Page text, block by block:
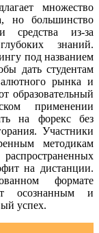
множество
но большинство
средства из-за
знаний.
под названием
дать студентам
рынка и
образовательный
применении
на форекс без
Участники
методикам
на дистанции.
формате
осознанным и
успех.